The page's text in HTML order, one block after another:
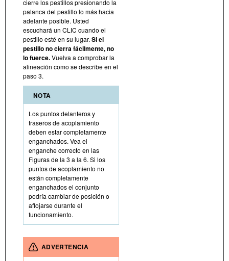
cierre los pestillos presionando la
palanca del pestillo lo más hacia
adelante posible. Usted
escuchará un CLIC cuando el
pestillo esté en su lugar. Si el
pestillo no cierra fácilmente, no
lo fuerce.Vuelva a comprobar la
alineación como se describe en el
paso 3.
NOTA
Los puntos delanteros y
traseros de acoplamiento
deben estar completamente
enganchados. Vea el
enganche correcto en las
Figuras de la 3 a la 6. Si los
puntos de acoplamiento no
están completamente
enganchados el conjunto
podría cambiar de posición o
aflojarse durante el
funcionamiento.
ADVERTENCIA